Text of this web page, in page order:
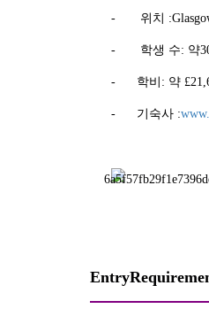
- 위치 :
- 학생 수: 약
- 학비: 약
- 기숙사 :